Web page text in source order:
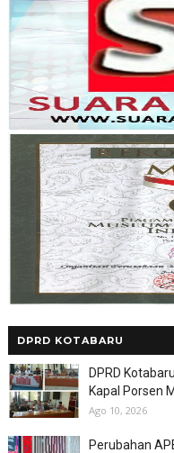
DPRD KOTABARU
DPRD
Kapal Porsen
Ago 10, 2026
Perubahan